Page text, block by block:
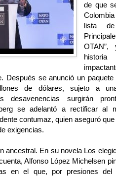
de que
lista de
historia
Después se anunció un paquete
de dólares, sujeto a
desavenencias surgirán
se adelantó a rectificar al
contumaz, quien aseguró
exigencias.
ancestral. En su novela Los
Alfonso López Michelsen
en el que, por presiones del